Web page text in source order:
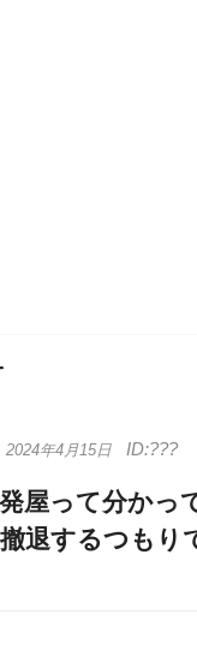
2024年4月15日
屋って分かっ
退するつもり